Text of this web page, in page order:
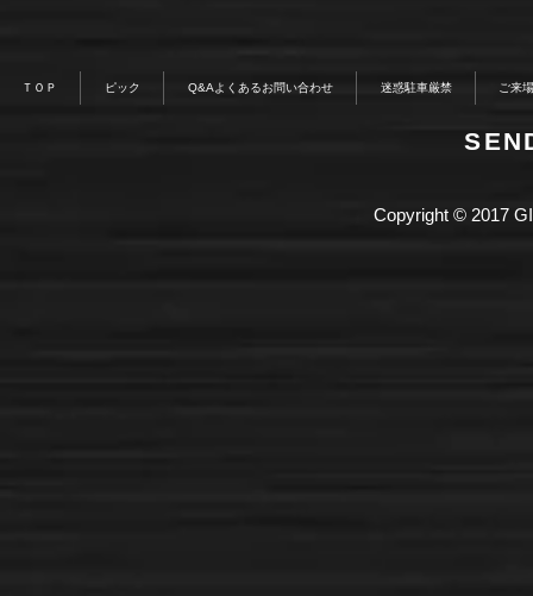
ＴＯＰ ピック Q&Aよくあるお問い合わせ 迷惑駐車厳禁 ご来
Copyright © 2017